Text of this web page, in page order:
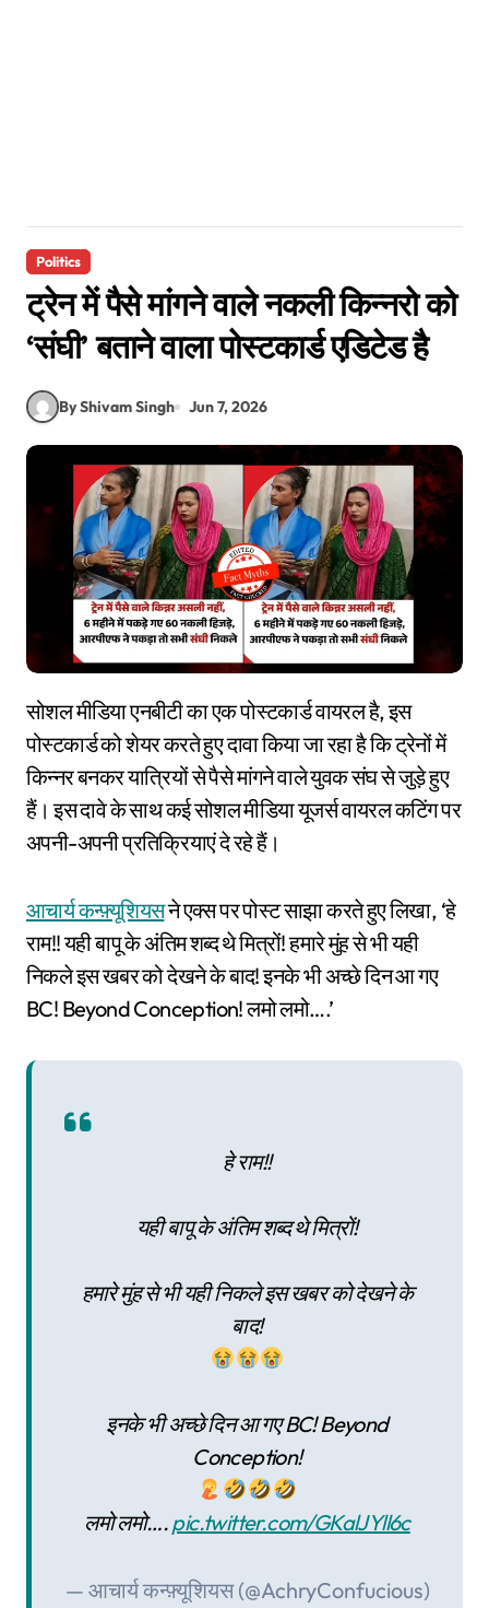
Politics
ट्रेन में पैसे मांगने वाले नकली किन्नरो को
‘संघी’ बताने वाला पोस्टकार्ड एडिटेड है
By Shivam Singh Jun 7, 2026
सोशल मीडिया एनबीटी का एक पोस्टकार्ड वायरल है, इस
पोस्टकार्ड को शेयर करते हुए दावा किया जा रहा है कि ट्रेनों में
किन्नर बनकर यात्रियों से पैसे मांगने वाले युवक संघ से जुड़े हुए
हैं। इस दावे के साथ कई सोशल मीडिया यूजर्स वायरल कटिंग पर
अपनी-अपनी प्रतिक्रियाएं दे रहे हैं।
आचार्य कन्फ़्यूशियसने एक्स पर पोस्ट साझा करते हुए लिखा, ‘हे
राम!! यही बापू के अंतिम शब्द थे मित्रों! हमारे मुंह से भी यही
निकले इस खबर को देखने के बाद! इनके भी अच्छे दिन आ गए
BC! Beyond Conception! लमो लमो….’
हे राम!!
यही बापू के अंतिम शब्द थे मित्रों!
हमारे मुंह से भी यही निकले इस खबर को देखने के
बाद!
इनके भी अच्छे दिन आ गए BC! Beyond
Conception!
लमो लमो….pic.twitter.com/GKalJYll6c
— आचार्य कन्फ़्यूशियस (@AchryConfucious)